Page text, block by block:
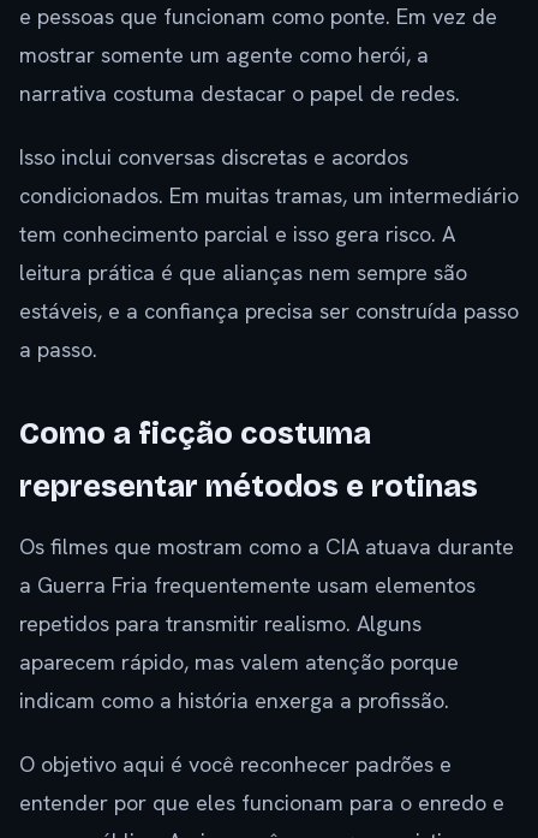
e pessoas que funcionam como ponte. Em vez de
mostrar somente um agente como herói, a
narrativa costuma destacar o papel de redes.
Isso inclui conversas discretas e acordos
condicionados. Em muitas tramas, um intermediário
tem conhecimento parcial e isso gera risco. A
leitura prática é que alianças nem sempre são
estáveis, e a confiança precisa ser construída passo
a passo.
Como a ficção costuma
representar métodos e rotinas
Os filmes que mostram como a CIA atuava durante
a Guerra Fria frequentemente usam elementos
repetidos para transmitir realismo. Alguns
aparecem rápido, mas valem atenção porque
indicam como a história enxerga a profissão.
O objetivo aqui é você reconhecer padrões e
entender por que eles funcionam para o enredo e